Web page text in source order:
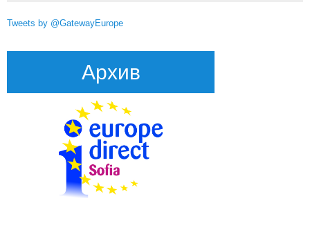
Tweets by @GatewayEurope
Архив